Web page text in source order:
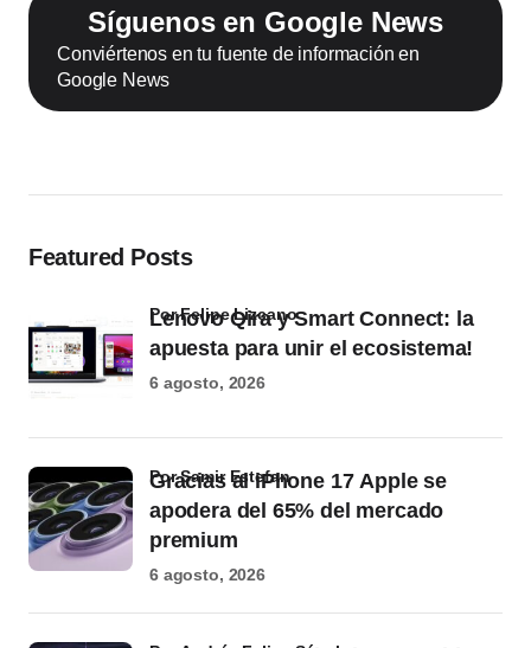
Síguenos en Google News
Conviértenos en tu fuente de información en
Google News
Featured Posts
Lenovo Qira y Smart Connect: la
apuesta para unir el ecosistema!
por Felipe Lizcano
6 agosto, 2026
Gracias al iPhone 17 Apple se
apodera del 65% del mercado
premium
por Samir Estefan
6 agosto, 2026